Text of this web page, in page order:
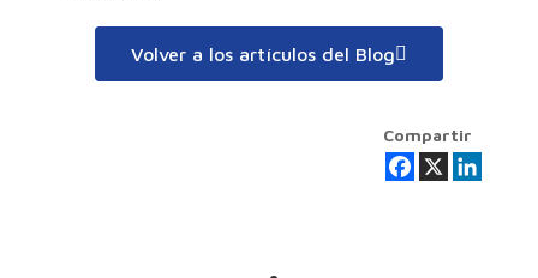
Volver a los artículos del Blog
Compartir